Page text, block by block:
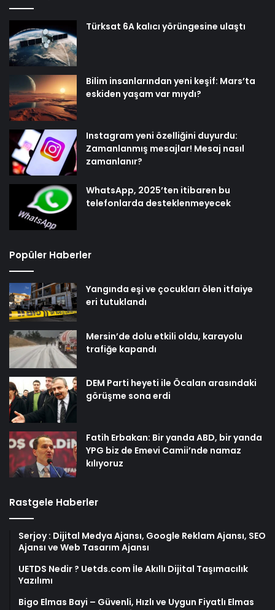
Türksat 6A kalıcı yörüngesine ulaştı
Bilim insanlarından yeni keşif: Mars’ta
eskiden yaşam var mıydı?
Instagram yeni özelliğini duyurdu:
Zamanlanmış mesajlar! Mesaj nasıl
zamanlanır?
WhatsApp, 2025’ten itibaren bu
telefonlarda desteklenmeyecek
Popüler Haberler
Yangında eşi ve çocukları ölen itfaiye
eri tutuklandı
Mersin’de dolu etkili oldu, karayolu
trafiğe kapandı
DEM Parti heyeti ile Öcalan arasındaki
görüşme sona erdi
Fatih Erbakan: Bir yanda ABD, bir yanda
YPG biz de Emevi Camii’nde namaz
kılıyoruz
Rastgele Haberler
Serjoy : Dijital Medya Ajansı, Google Reklam Ajansı, SEO
Ajansı ve Web Tasarım Ajansı
UETDS Nedir ? Uetds.com İle Akıllı Dijital Taşımacılık
Yazılımı
Bigo Elmas Bayi – Güvenli, Hızlı ve Uygun Fiyatlı Elmas